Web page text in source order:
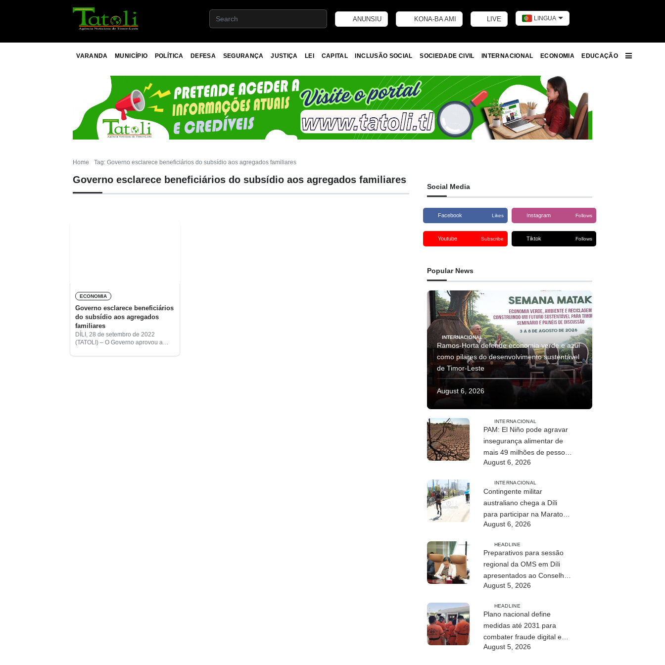
ANUNSIU KONA-BA AMI LIVE LINGUA
VARANDA MUNICÍPIO POLÍTICA DEFESA SEGURANÇA JUSTIÇA LEI CAPITAL INCLUSÃO SOCIAL SOCIEDADE CIVIL INTERNACIONAL ECONOMIA
EDUCAÇÃO
Home Tag: Governo esclarece beneficiários do subsídio aos agregados familiares
Governo esclarece beneficiários do subsídio aos agregados familiares
ECONOMIA
Governo esclarece beneficiários
do subsídio aos agregados
familiares
DÍLI, 28 de setembro de 2022
(TATOLI) – O Governo aprovou a
Social Media
Facebook Likes Instagram Follows
Youtube Subscribe Tiktok Follows
Popular News
INTERNACIONAL
Ramos-Horta defende economia verde e azul
como pilares do desenvolvimento sustentável
de Timor-Leste
August 6, 2026
INTERNACIONAL
PAM: El Niño pode agravar
insegurança alimentar de
mais 49 milhões de pessoas
até 2027
August 6, 2026
INTERNACIONAL
Contingente militar
australiano chega a Díli
para participar na Maratona
Internacional de 2026
August 6, 2026
HEADLINE
Preparativos para sessão
regional da OMS em Díli
apresentados ao Conselho
de Ministros
August 5, 2026
HEADLINE
Plano nacional define
medidas até 2031 para
combater fraude digital e
tráfico de pessoas
August 5, 2026